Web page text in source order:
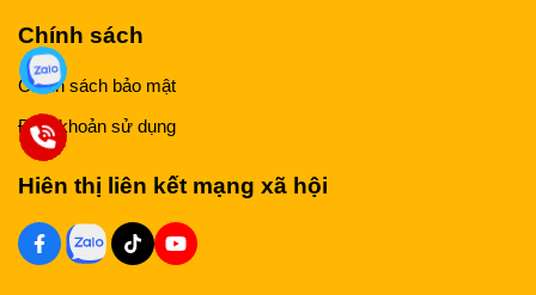
Chính sách
Chính sách bảo mật
Điều khoản sử dụng
Hiên thị liên kết mạng xã hội